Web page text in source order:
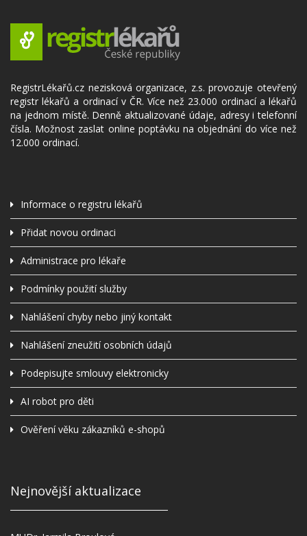
RegistrLékařů.cz nezisková organizace, z.s. provozuje otevřený
registr lékařů a ordinací v ČR. Více než 23.000 ordinací a lékařů
na jednom místě. Denně aktualizované údaje, adresy i telefonní
čísla. Možnost zaslat online poptávku na objednání do více než
12.000 ordinací.
Informace o registru lékařů
Přidat novou ordinaci
Administrace pro lékaře
Podmínky použití služby
Nahlášení chyby nebo jiný kontakt
Nahlášení zneužití osobních údajů
Podepisujte smlouvy elektronicky
AI robot pro děti
Ověření věku zákazníků e-shopů
Nejnovější aktualizace